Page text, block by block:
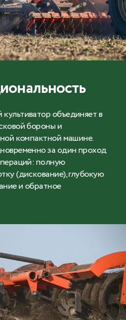
объединяет в
бороны и
компактной машине.
за один проход
полную
(дискование), глубокую
и обратное